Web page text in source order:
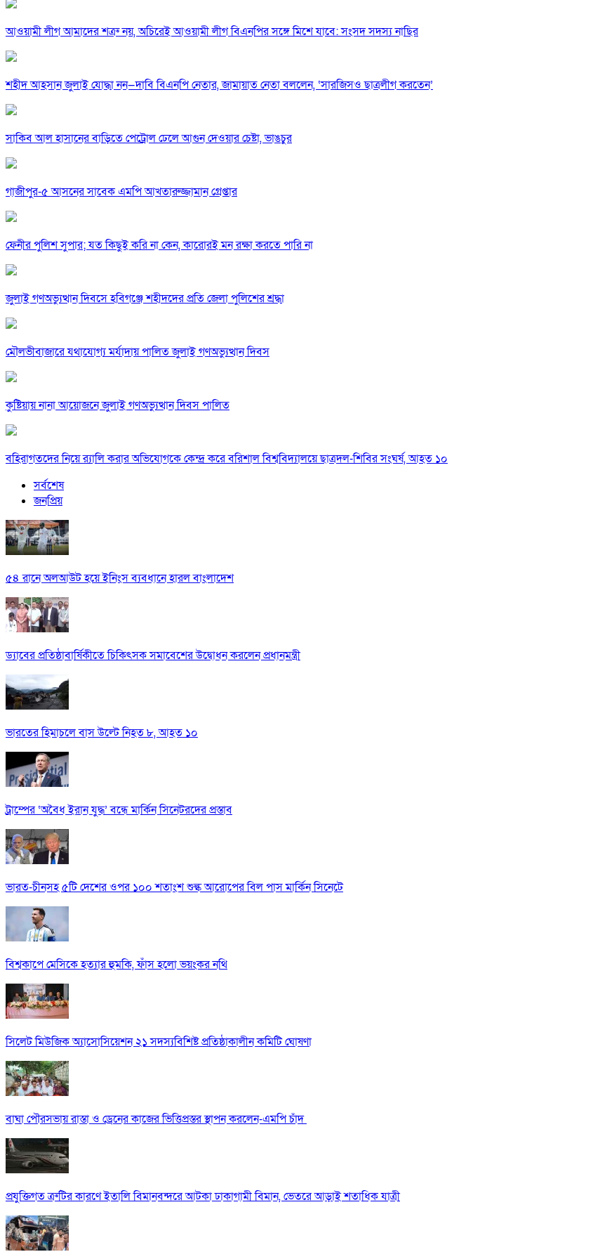
আওয়ামী লীগ আমাদের শত্রু নয়, অচিরেই আওয়ামী লীগ বিএনপির সঙ্গে মিশে যাবে: সংসদ সদস্য নাছির
শহীদ আহসান জুলাই যোদ্ধা নন—দাবি বিএনপি নেতার, জামায়াত নেতা বললেন, ‘সারজিসও ছাত্রলীগ করতেন’
সাকিব আল হাসানের বাড়িতে পেট্রোল ঢেলে আগুন দেওয়ার চেষ্টা, ভাঙচুর
গাজীপুর-৫ আসনের সাবেক এমপি আখতারুজ্জামান গ্রেপ্তার
ফেনীর পুলিশ সুপার; যত কিছুই করি না কেন, কারোরই মন রক্ষা করতে পারি না
জুলাই গণঅভ্যুত্থান দিবসে হবিগঞ্জে শহীদদের প্রতি জেলা পুলিশের শ্রদ্ধা
মৌলভীবাজারে যথাযোগ্য মর্যাদায় পালিত জুলাই গণঅভ্যুত্থান দিবস
কুষ্টিয়ায় নানা আয়োজনে জুলাই গণঅভ্যুত্থান দিবস পালিত
বহিরাগতদের নিয়ে র‍্যালি করার অভিযোগকে কেন্দ্র করে বরিশাল বিশ্ববিদ্যালয়ে ছাত্রদল-শিবির সংঘর্ষ, আহত ১০
সর্বশেষ
জনপ্রিয়
৫৪ রানে অলআউট হয়ে ইনিংস ব্যবধানে হারল বাংলাদেশ
ড্যাবের প্রতিষ্ঠাবার্ষিকীতে চিকিৎসক সমাবেশের উদ্বোধন করলেন প্রধানমন্ত্রী
ভারতের হিমাচলে বাস উল্টে নিহত ৮, আহত ১০
ট্রাম্পের ‘অবৈধ ইরান যুদ্ধ’ বন্ধে মার্কিন সিনেটরদের প্রস্তাব
ভারত-চীনসহ ৫টি দেশের ওপর ১০০ শতাংশ শুল্ক আরোপের বিল পাস মার্কিন সিনেটে
বিশ্বকাপে মেসিকে হত্যার হুমকি, ফাঁস হলো ভয়ংকর নথি
সিলেট মিউজিক অ্যাসোসিয়েশন ২১ সদস্যবিশিষ্ট প্রতিষ্ঠাকালীন কমিটি ঘোষণা
বাঘা পৌরসভায় রাস্তা ও ড্রেনের কাজের ভিত্তিপ্রস্তর স্থাপন করলেন-এমপি চাঁদ
প্রযুক্তিগত ত্রুটির কারণে ইতালি বিমানবন্দরে আটকা ঢাকাগামী বিমান, ভেতরে আড়াই শতাধিক যাত্রী